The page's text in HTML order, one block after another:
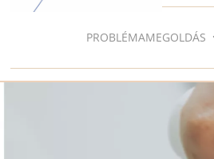
PROBLÉMAMEGOLDÁS